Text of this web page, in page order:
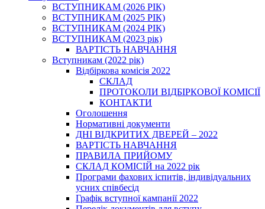
ВСТУПНИКАМ (2026 РІК)
ВСТУПНИКАМ (2025 РІК)
ВСТУПНИКАМ (2024 РІК)
ВСТУПНИКАМ (2023 рік)
ВАРТІСТЬ НАВЧАННЯ
Вступникам (2022 рік)
Відбіркова комісія 2022
СКЛАД
ПРОТОКОЛИ ВІДБІРКОВОЇ КОМІСІЇ
КОНТАКТИ
Оголошення
Нормативні документи
ДНІ ВІДКРИТИХ ДВЕРЕЙ – 2022
ВАРТІСТЬ НАВЧАННЯ
ПРАВИЛА ПРИЙОМУ
СКЛАД КОМІСІЙ на 2022 рік
Програми фахових іспитів, індивідуальних
усних співбесід
Графік вступної кампанії 2022